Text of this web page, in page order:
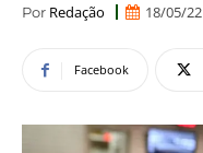
Por Redação 18/05/22
Facebook